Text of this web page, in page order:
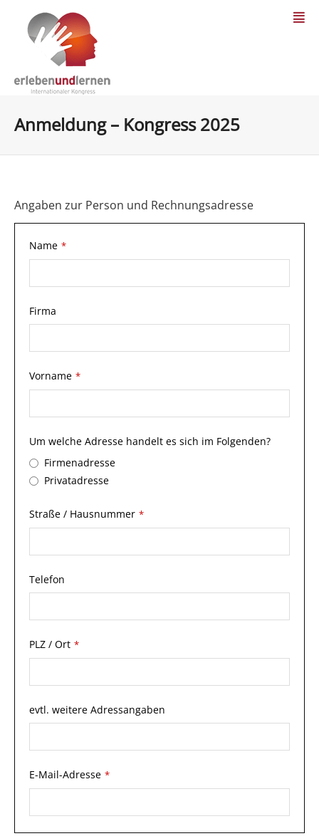
Anmeldung – Kongress 2025
Angaben zur Person und Rechnungsadresse
Name *
Firma
Vorname *
Um welche Adresse handelt es sich im Folgenden?
Firmenadresse
Privatadresse
Straße / Hausnummer *
Telefon
PLZ / Ort *
evtl. weitere Adressangaben
E-Mail-Adresse *